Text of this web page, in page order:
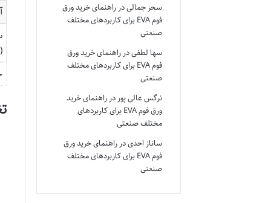
سحر جمالیدرراهنمای خرید ورق
فوم EVA برای کاربردهای مختلف
صنعتی
سها لطفیدرراهنمای خرید ورق
فوم EVA برای کاربردهای مختلف
صنعتی
نرگس عالی پور درراهنمای خرید
ورق فوم EVA برای کاربردهای
مختلف صنعتی
ساناز احدیدرراهنمای خرید ورق
فوم EVA برای کاربردهای مختلف
صنعتی